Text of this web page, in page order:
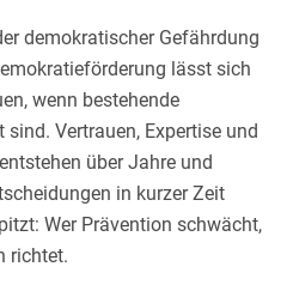
demokratischer Gefährdung
lässt sich
wenn bestehende
Vertrauen, Expertise und
über Jahre und
in kurzer Zeit
Wer Prävention schwächt,
richtet.